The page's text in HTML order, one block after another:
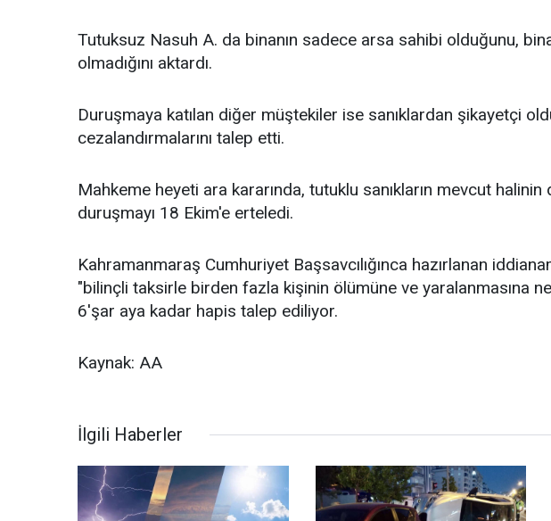
Tutuksuz Nasuh A. da binanın sadece arsa sahibi olduğunu,
olmadığını aktardı.
Duruşmaya katılan diğer müştekiler ise sanıklardan şikayetçi
cezalandırmalarını talep etti.
Mahkeme heyeti ara kararında, tutuklu sanıkların mevcut
duruşmayı 18 Ekim'e erteledi.
Kahramanmaraş Cumhuriyet Başsavcılığınca hazırlanan
"bilinçli taksirle birden fazla kişinin ölümüne ve yaralanmasına
6'şar aya kadar hapis talep ediliyor.
Kaynak: AA
İlgili Haberler